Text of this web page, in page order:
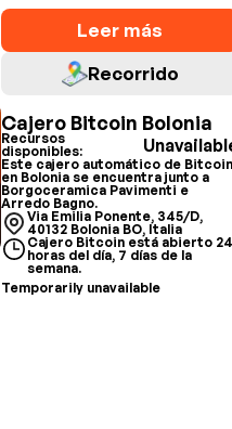
Leer más
Recorrido
Cajero Bitcoin Bolonia
Recursos
disponibles:
Este cajero automático de Bitcoin
en Bolonia se encuentra junto a
Borgoceramica Pavimenti e
Arredo Bagno.
Via Emilia Ponente, 345/D,
40132 Bolonia BO, Italia
Cajero Bitcoin está abierto 24
horas del día, 7 días de la
semana.
Temporarily unavailable